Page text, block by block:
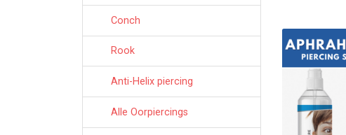
Conch
Rook
Anti-Helix piercing
Alle Oorpiercings